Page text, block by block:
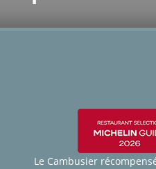
Le Cambusier